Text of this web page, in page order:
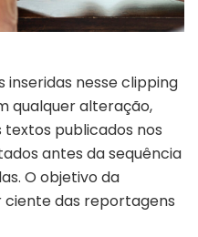
inseridas nesse clipping
qualquer alteração,
publicados nos
antes da sequência
O objetivo da
ciente das reportagens